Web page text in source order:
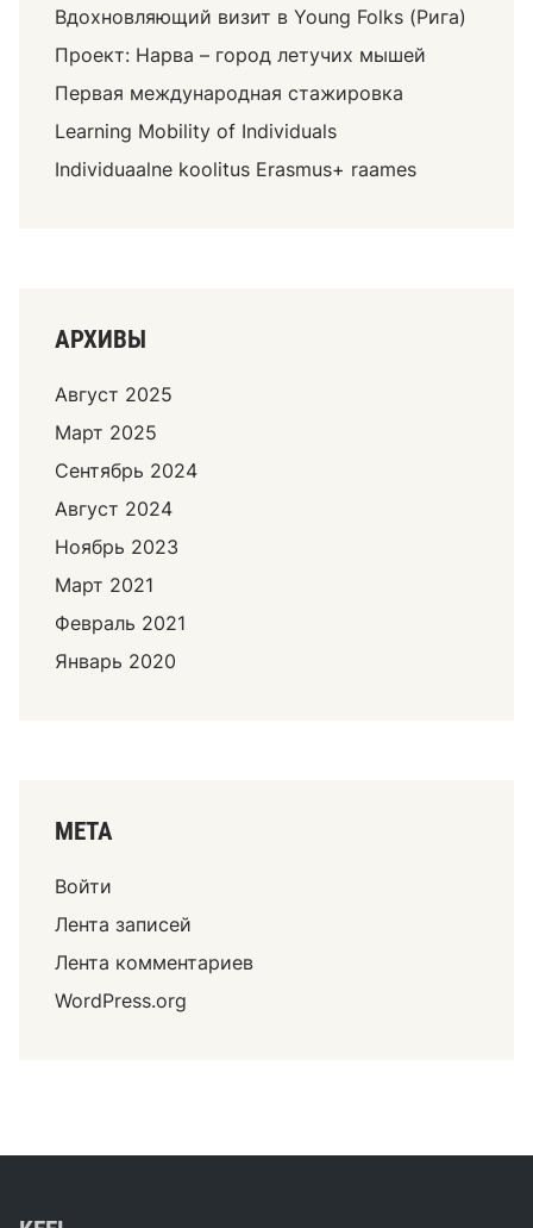
Вдохновляющий визит в Young Folks (Рига)
Проект: Нарва – город летучих мышей
Первая международная стажировка
Learning Mobility of Individuals
Individuaalne koolitus Erasmus+ raames
АРХИВЫ
Август 2025
Март 2025
Сентябрь 2024
Август 2024
Ноябрь 2023
Март 2021
Февраль 2021
Январь 2020
МЕТА
Войти
Лента записей
Лента комментариев
WordPress.org